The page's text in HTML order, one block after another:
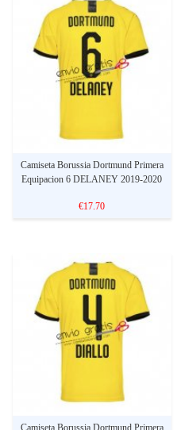
Camiseta Borussia Dortmund Primera
Equipacion 6 DELANEY 2019-2020
€17.70
Camiseta Borussia Dortmund Primera